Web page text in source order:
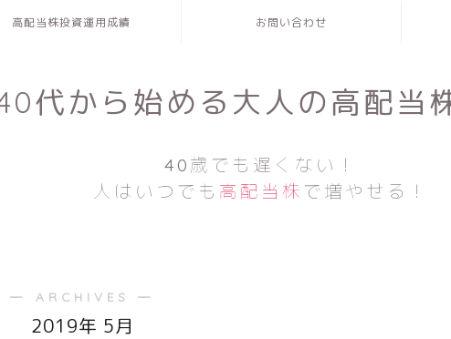
高配当株投資運用成績 お問い合わせ
代から始める大人の高配当
40歳でも遅くない！
人はいつでも 高配当株 で増やせる！
― ARCHIVES ―
2019年 5月